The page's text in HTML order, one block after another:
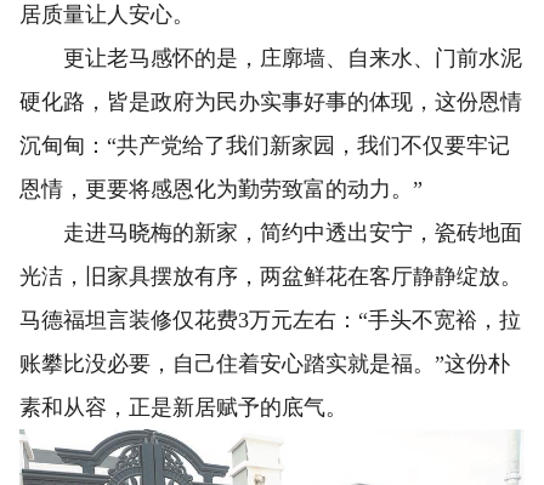
居质量让人安心。
更让老马感怀的是，庄廓墙、自来水、门前水泥
硬化路，皆是政府为民办实事好事的体现，这份恩情
沉甸甸：“共产党给了我们新家园，我们不仅要牢记
恩情，更要将感恩化为勤劳致富的动力。”
走进马晓梅的新家，简约中透出安宁，瓷砖地面
光洁，旧家具摆放有序，两盆鲜花在客厅静静绽放。
马德福坦言装修仅花费3万元左右：“手头不宽裕，拉
账攀比没必要，自己住着安心踏实就是福。”这份朴
素和从容，正是新居赋予的底气。